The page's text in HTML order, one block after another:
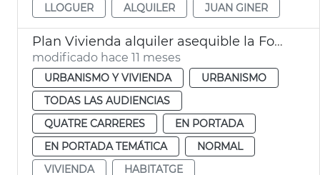
LLOGUER
ALQUILER JUAN GINER
Plan Vivienda alquiler asequible la Fonteta
modificado hace 11 meses
URBANISMO Y VIVIENDA
URBANISMO
TODAS LAS AUDIENCIAS
QUATRE CARRERES
EN PORTADA
EN PORTADA TEMÁTICA
NORMAL
VIVIENDA
HABITATGE